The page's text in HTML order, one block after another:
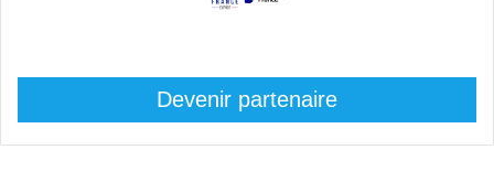
Devenir partenaire